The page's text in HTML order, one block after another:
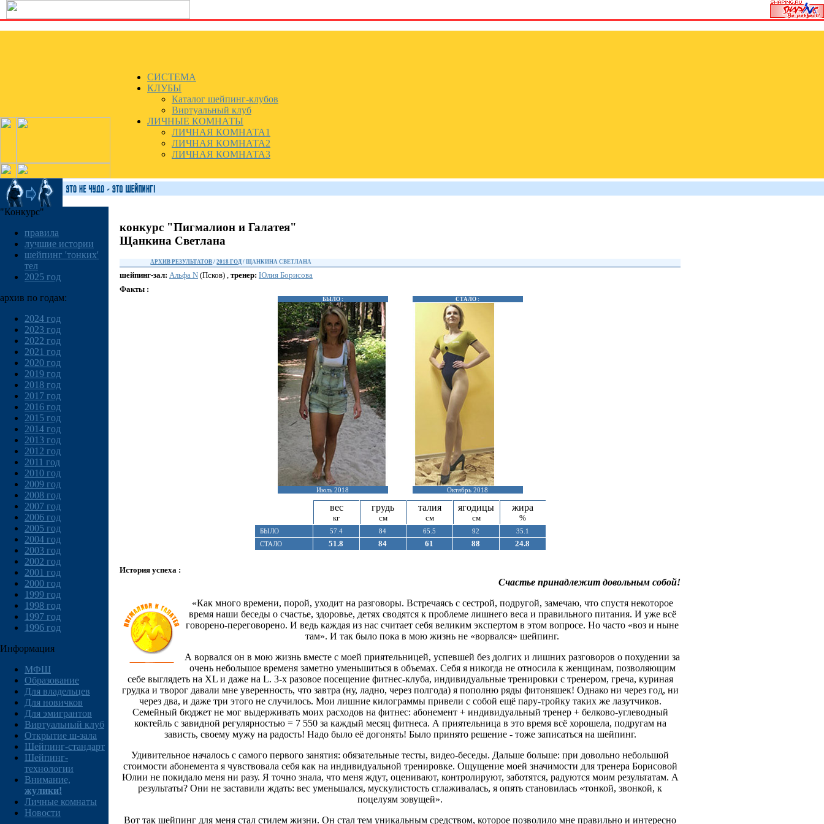
СИСТЕМА
КЛУБЫ
Каталог шейпинг-клубов
Виртуальный клуб
ЛИЧНЫЕ КОМНАТЫ
ЛИЧНАЯ КОМНАТА1
ЛИЧНАЯ КОМНАТА2
ЛИЧНАЯ КОМНАТА3
"Конкурс"
правила
лучшие истории
шейпинг 'тонких'
тел
2025 год
архив по годам:
2024 год
2023 год
2022 год
2021 год
2020 год
2019 год
2018 год
2017 год
2016 год
2015 год
2014 год
2013 год
2012 год
2011 год
2010 год
2009 год
2008 год
2007 год
2006 год
2005 год
2004 год
2003 год
2002 год
2001 год
2000 год
1999 год
1998 год
1997 год
1996 год
Информация
МФШ
Образование
Для владельцев
Для новичков
Для эмигрантов
Виртуальный клуб
Открытие ш-зала
Шейпинг-стандарт
Шейпинг-
технологии
Внимание,
жулики!
Личные комнаты
Новости
конкурс "Пигмалион и Галатея"
Щанкина Светлана
АРХИВ РЕЗУЛЬТАТОВ /2018 ГОД / ЩАНКИНА СВЕТЛАНА
шейпинг-зал: Альфа N (Псков) , тренер: Юлия Борисова
Факты :
БЫЛО :
Июль 2018
СТАЛО :
Октябрь 2018
вес
кг
грудь
см
талия
см
ягодицы
см
жира
%
БЫЛО 57.4 84 65.5 92
35.1
СТАЛО
51.8 84 61 88 24.8
История успеха :
Счастье принадлежит довольным собой!
«Как много времени, порой, уходит на разговоры. Встречаясь с сестрой, подругой, замечаю, что спустя некоторое
время наши беседы о счастье, здоровье, детях сводятся к проблеме лишнего веса и правильного питания. И уже всё
говорено-переговорено. И ведь каждая из нас считает себя великим экспертом в этом вопросе. Но часто «воз и ныне
там». И так было пока в мою жизнь не «ворвался» шейпинг.
А ворвался он в мою жизнь вместе с моей приятельницей, успевшей без долгих и лишних разговоров о похудении за
очень небольшое временя заметно уменьшиться в объемах. Себя я никогда не относила к женщинам, позволяющим
себе выглядеть на XL и даже на L. 3-х разовое посещение фитнес-клуба, индивидуальные тренировки с тренером, греча, куриная
грудка и творог давали мне уверенность, что завтра (ну, ладно, через полгода) я пополню ряды фитоняшек! Однако ни через год, ни
через два, и даже три этого не случилось. Мои лишние килограммы привели с собой ещё пару-тройку таких же лазутчиков.
Семейный бюджет не мог выдерживать моих расходов на фитнес: абонемент + индивидуальный тренер + белково-углеводный
коктейль с завидной регулярностью = 7 550 за каждый месяц фитнеса. А приятельница в это время всё хорошела, подругам на
зависть, своему мужу на радость! Надо было её догонять! Было принято решение - тоже записаться на шейпинг.
Удивительное началось с самого первого занятия: обязательные тесты, видео-беседы. Дальше больше: при довольно небольшой
стоимости абонемента я чувствовала себя как на индивидуальной тренировке. Ощущение моей значимости для тренера Борисовой
Юлии не покидало меня ни разу. Я точно знала, что меня ждут, оценивают, контролируют, заботятся, радуются моим результатам. А
результаты? Они не заставили ждать: вес уменьшался, мускулистость сглаживалась, я опять становилась «тонкой, звонкой, к
поцелуям зовущей».
Вот так шейпинг для меня стал стилем жизни. Он стал тем уникальным средством, которое позволило мне правильно и интересно